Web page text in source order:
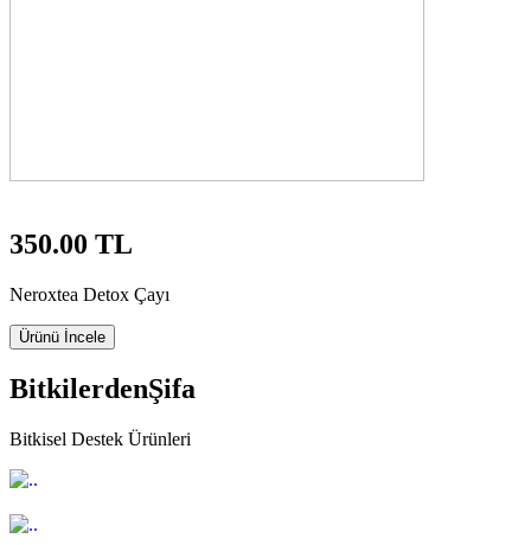
350.00 TL
Neroxtea Detox Çayı
Ürünü İncele
BitkilerdenŞifa
Bitkisel Destek Ürünleri